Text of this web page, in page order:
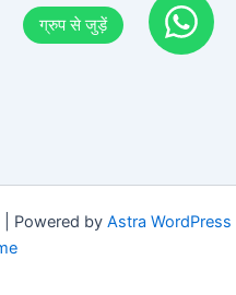
Powered by Astra WordPress